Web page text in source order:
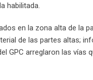
habilitada.
en la zona alta de la
de las partes altas;
GPC arreglaron las vías